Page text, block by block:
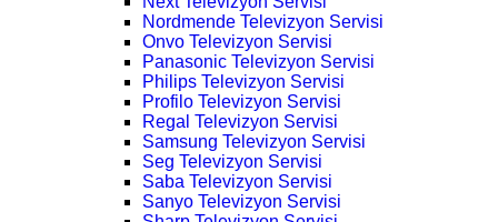
Nordmende Televizyon Servisi
Onvo Televizyon Servisi
Panasonic Televizyon Servisi
Philips Televizyon Servisi
Profilo Televizyon Servisi
Regal Televizyon Servisi
Samsung Televizyon Servisi
Seg Televizyon Servisi
Saba Televizyon Servisi
Sanyo Televizyon Servisi